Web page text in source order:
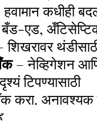
कधीही
एड,
– नेव्हिगेशन
टिपण्यासाठी
करा.